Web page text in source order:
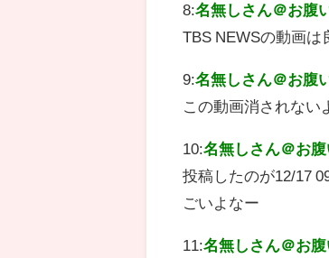
8:名無しさん＠お腹
TBS NEWSの動画は
9:名無しさん＠お腹
この動画消されない
10:名無しさん＠お
投稿したのが12/17
ごいよなー
11:名無しさん＠お